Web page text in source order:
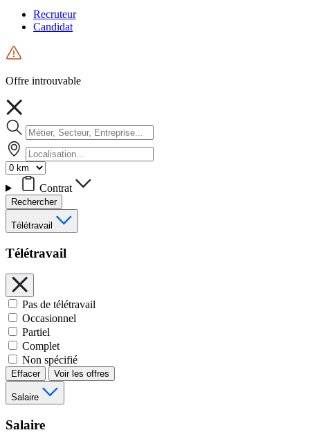
Recruteur
Candidat
Offre introuvable
Contrat
Rechercher
Télétravail
Télétravail
Pas de télétravail
Occasionnel
Partiel
Complet
Non spécifié
Effacer Voir les offres
Salaire
Salaire